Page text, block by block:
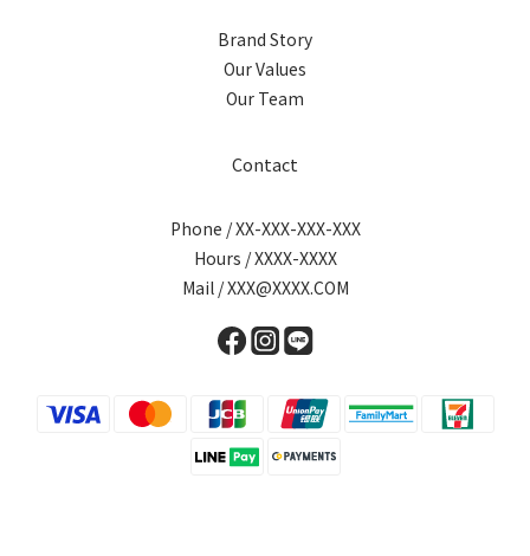
Brand Story
Our Values
Our Team
Contact
Phone / XX-XXX-XXX-XXX
Hours / XXXX-XXXX
Mail / XXX@XXXX.COM